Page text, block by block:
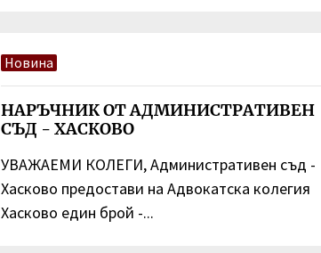
Новина
НАРЪЧНИК ОТ АДМИНИСТРАТИВЕН
СЪД - ХАСКОВО
УВАЖАЕМИ КОЛЕГИ, Административен съд -
Хасково предостави на Адвокатска колегия
Хасково един брой -...